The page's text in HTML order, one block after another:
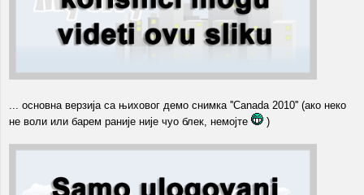
... основна верзија са њиховог демо снимка ''Canada 2010'' (ако неко
не воли или барем раније није чуо блек, немојте
)